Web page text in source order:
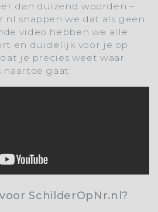
dan duizend woorden –
snappen we dat als geen
video hebben we alle
en duidelijk voor je op
je precies weet waar
naartoe gaat:
SchilderOpNr.nl?